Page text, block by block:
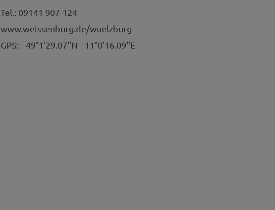
Tel.: 09141 907-124
www.weissenburg.de/wuelzburg
GPS:
49°1'29.07''N 11°0'16.09''E